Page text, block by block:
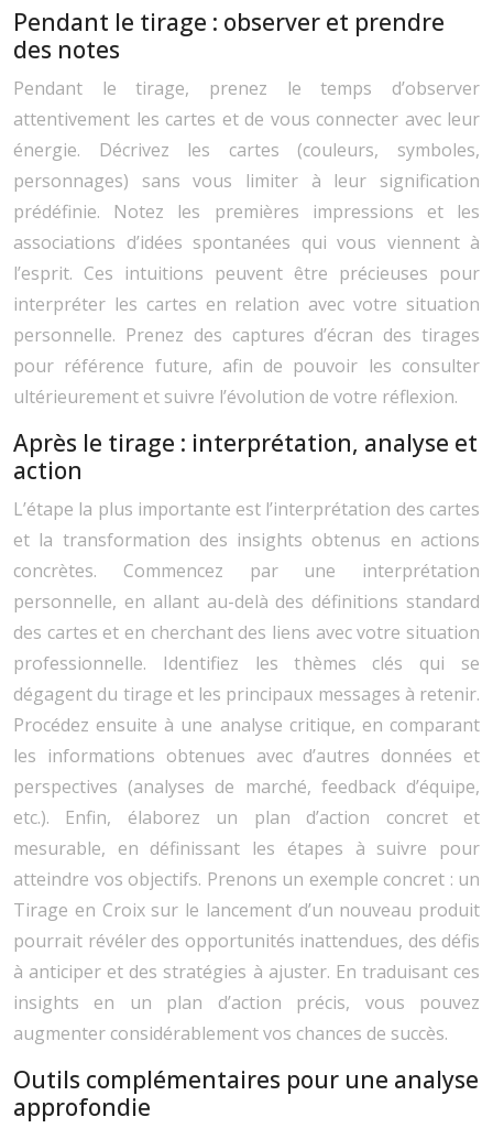
Pendant le tirage : observer et prendre
des notes
Pendant le tirage, prenez le temps d’observer
attentivement les cartes et de vous connecter avec leur
énergie. Décrivez les cartes (couleurs, symboles,
personnages) sans vous limiter à leur signification
prédéfinie. Notez les premières impressions et les
associations d’idées spontanées qui vous viennent à
l’esprit. Ces intuitions peuvent être précieuses pour
interpréter les cartes en relation avec votre situation
personnelle. Prenez des captures d’écran des tirages
pour référence future, afin de pouvoir les consulter
ultérieurement et suivre l’évolution de votre réflexion.
Après le tirage : interprétation, analyse et
action
L’étape la plus importante est l’interprétation des cartes
et la transformation des insights obtenus en actions
concrètes. Commencez par une interprétation
personnelle, en allant au-delà des définitions standard
des cartes et en cherchant des liens avec votre situation
professionnelle. Identifiez les thèmes clés qui se
dégagent du tirage et les principaux messages à retenir.
Procédez ensuite à une analyse critique, en comparant
les informations obtenues avec d’autres données et
perspectives (analyses de marché, feedback d’équipe,
etc.). Enfin, élaborez un plan d’action concret et
mesurable, en définissant les étapes à suivre pour
atteindre vos objectifs. Prenons un exemple concret : un
Tirage en Croix sur le lancement d’un nouveau produit
pourrait révéler des opportunités inattendues, des défis
à anticiper et des stratégies à ajuster. En traduisant ces
insights en un plan d’action précis, vous pouvez
augmenter considérablement vos chances de succès.
Outils complémentaires pour une analyse
approfondie